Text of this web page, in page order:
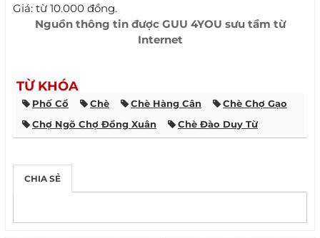
Giá: từ 10.000 đồng.
Nguồn thông tin được GUU 4YOU sưu tầm từ
Internet
TỪ KHÓA
Phố Cổ Chè Chè Hàng Cân
Chè Chợ Gạo
Chợ Ngõ Chợ Đồng Xuân
Chè Đào Duy Từ
CHIA SẺ